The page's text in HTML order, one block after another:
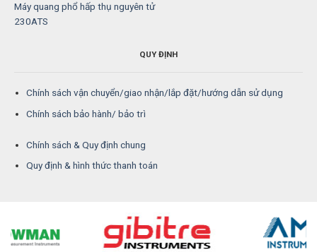
Máy quang phổ hấp thụ nguyên tử
230ATS
QUY ĐỊNH
Chính sách vận chuyển/giao nhận/lắp đặt/hướng dẫn sử dụng
Chính sách bảo hành/ bảo trì
Chính sách & Quy định chung
Quy định & hình thức thanh toán